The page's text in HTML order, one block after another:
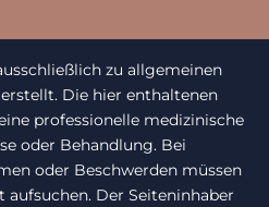
zu allgemeinen
Die hier enthaltenen
professionelle medizinische
oder Behandlung. Bei
oder Beschwerden müssen
Der Seiteninhaber